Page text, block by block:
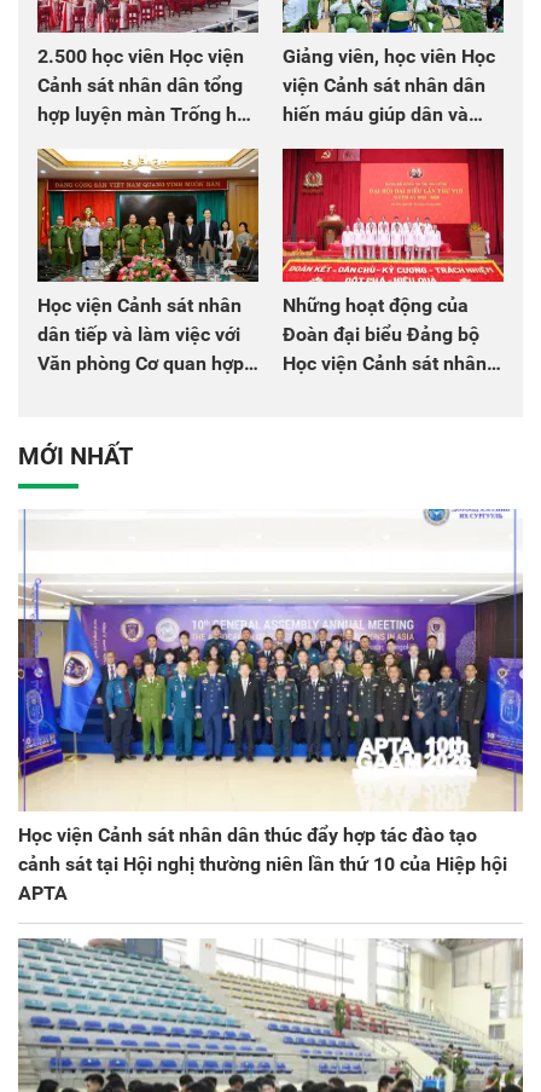
2.500 học viên Học viện
Cảnh sát nhân dân tổng
hợp luyện màn Trống hội
Giảng viên, học viên Học
viện Cảnh sát nhân dân
hiến máu giúp dân và
Học viện Cảnh sát nhân
dân tiếp và làm việc với
Văn phòng Cơ quan hợp
Những hoạt động của
Đoàn đại biểu Đảng bộ
Học viện Cảnh sát nhân
MỚI NHẤT
Học viện Cảnh sát nhân dân thúc đẩy hợp tác đào tạo
cảnh sát tại Hội nghị thường niên lần thứ 10 của Hiệp hội
APTA